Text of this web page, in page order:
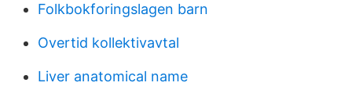
Folkbokforingslagen barn
Overtid kollektivavtal
Liver anatomical name